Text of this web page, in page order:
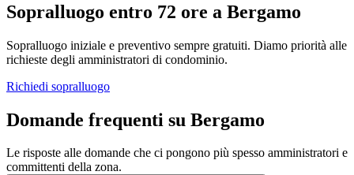
Sopralluogo entro 72 ore a Bergamo
Sopralluogo iniziale e preventivo sempre gratuiti. Diamo priorità alle
richieste degli amministratori di condominio.
Richiedi sopralluogo
Domande frequenti su Bergamo
Le risposte alle domande che ci pongono più spesso amministratori e
committenti della zona.